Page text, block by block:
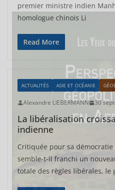
premier ministre indien
homologue chinois Li
Read More
ACTUALITÉS ASIE ET OCÉANIE
Alexandre LIEBERMANN 30
La libéralisation
indienne
Critiquée pour sa démocratie
semble-t-il franchi un
totale des règles libérales, le